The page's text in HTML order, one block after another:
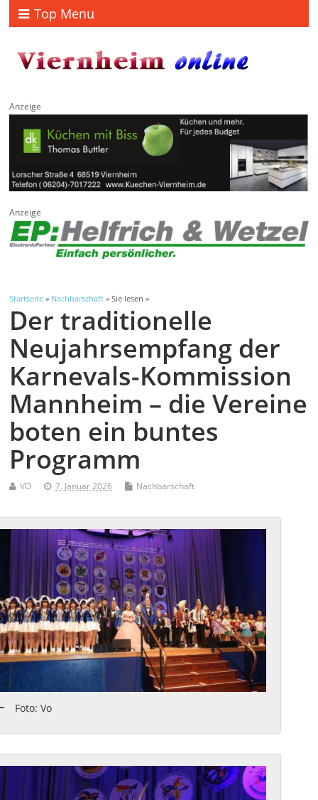
Top Menu
Anzeige
Anzeige
Startseite » Nachbarschaft » Sie lesen »
Der traditionelle
Neujahrsempfang der
Karnevals-Kommission
Mannheim – die Vereine
boten ein buntes
Programm
VO 7. Januar 2026 Nachbarschaft
Foto: Vo